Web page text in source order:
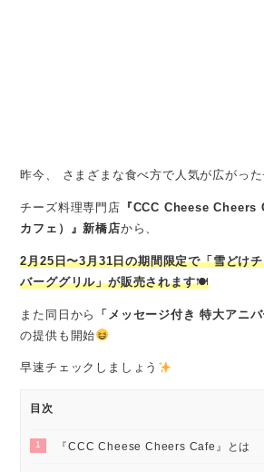
昨今、 さまざまな食べ方で人気が広がっ
チーズ料理専門店 『CCC Cheese Cheers
カフェ）』新橋店から、
2月25日〜3月31日の期間限定で「雪どけ
バーググリル」が販売されます🍽
また同日から
「メッセージ付き 特大アニ
の提供も開始
早速チェックしましょう
目次
1 『CCC Cheese Cheers Cafe』とは